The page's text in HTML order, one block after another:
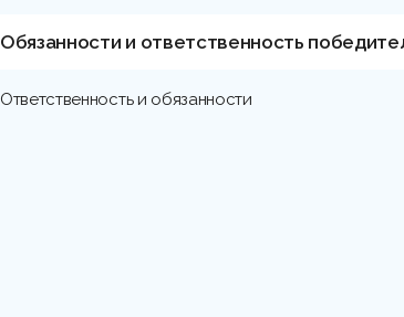
Обязанности и ответственность
Ответственность и обязанности